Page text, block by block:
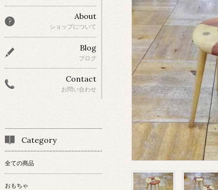
About
ショップについて
Blog
ブログ
Contact
お問い合わせ
Category
全ての商品
おもちゃ